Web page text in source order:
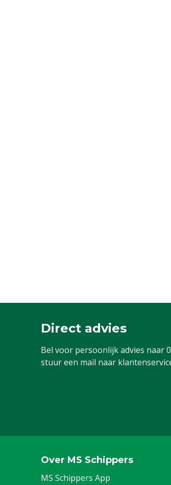
Direct advies
Bel voor persoonlijk advies naar
stuur een mail naar
Over MS Schippers
MS Schippers App